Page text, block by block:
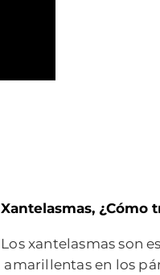
Xantelasmas, ¿Cómo
Los xantelasmas son
amarillentas en los